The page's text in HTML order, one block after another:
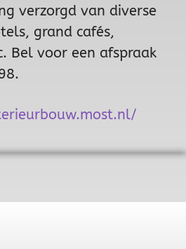
verzorgd van diverse
grand cafés,
Bel voor een afspraak